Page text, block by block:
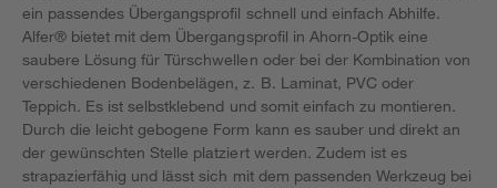
ein passendes Übergangsprofil schnell und einfach Abhilfe.
Alfer® bietet mit dem Übergangsprofil in Ahorn-Optik eine
saubere Lösung für Türschwellen oder bei der Kombination von
verschiedenen Bodenbelägen, z. B. Laminat, PVC oder
Teppich. Es ist selbstklebend und somit einfach zu montieren.
Durch die leicht gebogene Form kann es sauber und direkt an
der gewünschten Stelle platziert werden. Zudem ist es
strapazierfähig und lässt sich mit dem passenden Werkzeug bei